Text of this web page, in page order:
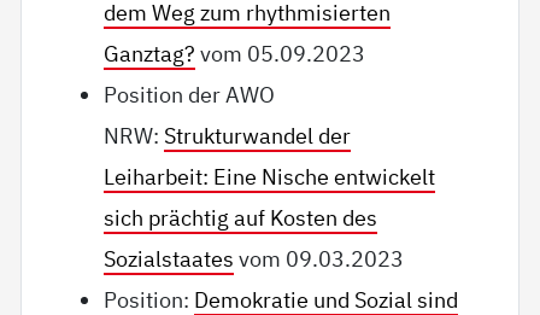
dem Weg zum rhythmisierten
Ganztag? vom 05.09.2023
Position der AWO
NRW: Strukturwandel der
Leiharbeit: Eine Nische entwickelt
sich prächtig auf Kosten des
Sozialstaates vom 09.03.2023
Position: Demokratie und Sozial sind